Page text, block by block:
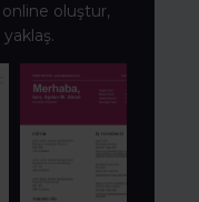
online oluştur,